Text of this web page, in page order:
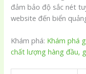
đảm bảo độ sắc nét
website đến biển
Khám phá: Khám phá
chất lượng hàng đầu,